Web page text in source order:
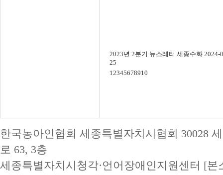
2023년 2분기 뉴스레터 세종수화 2024-
25
12345678910
한국농아인협회 세종특별자치시협회 30028
로 63, 3층
세종특별자치시청각·언어장애인지원센터 [본